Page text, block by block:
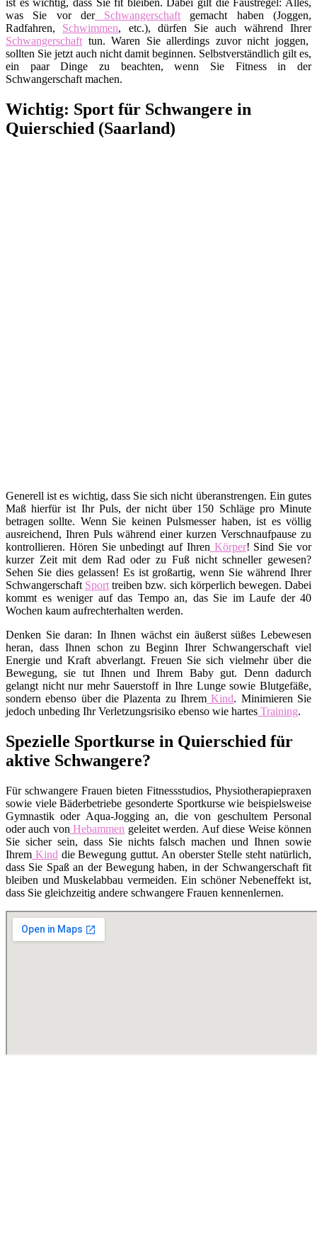
was Sie vor derSchwangerschaft gemacht haben (Joggen,
Radfahren, Schwimmen, etc.), dürfen Sie auch während Ihrer
Schwangerschaft tun. Waren Sie allerdings zuvor nicht joggen,
sollten Sie jetzt auch nicht damit beginnen. Selbstverständlich gilt es,
ein paar Dinge zu beachten, wenn Sie Fitness in der
Schwangerschaft machen.
Wichtig: Sport für Schwangere in
Quierschied (Saarland)
Generell ist es wichtig, dass Sie sich nicht überanstrengen. Ein gutes
Maß hierfür ist Ihr Puls, der nicht über 150 Schläge pro Minute
betragen sollte. Wenn Sie keinen Pulsmesser haben, ist es völlig
ausreichend, Ihren Puls während einer kurzen Verschnaufpause zu
kontrollieren. Hören Sie unbedingt auf Ihren Körper! Sind Sie vor
kurzer Zeit mit dem Rad oder zu Fuß nicht schneller gewesen?
Sehen Sie dies gelassen! Es ist großartig, wenn Sie während Ihrer
Schwangerschaft Sport treiben bzw. sich körperlich bewegen. Dabei
kommt es weniger auf das Tempo an, das Sie im Laufe der 40
Wochen kaum aufrechterhalten werden.
Denken Sie daran: In Ihnen wächst ein äußerst süßes Lebewesen
heran, dass Ihnen schon zu Beginn Ihrer Schwangerschaft viel
Energie und Kraft abverlangt. Freuen Sie sich vielmehr über die
Bewegung, sie tut Ihnen und Ihrem Baby gut. Denn dadurch
gelangt nicht nur mehr Sauerstoff in Ihre Lunge sowie Blutgefäße,
sondern ebenso über die Plazenta zu Ihrem Kind. Minimieren Sie
jedoch unbeding Ihr Verletzungsrisiko ebenso wie hartes Training.
Spezielle Sportkurse in Quierschied für
aktive Schwangere?
Für schwangere Frauen bieten Fitnessstudios, Physiotherapiepraxen
sowie viele Bäderbetriebe gesonderte Sportkurse wie beispielsweise
Gymnastik oder Aqua-Jogging an, die von geschultem Personal
oder auch von Hebammen geleitet werden. Auf diese Weise können
Sie sicher sein, dass Sie nichts falsch machen und Ihnen sowie
Ihrem Kind die Bewegung guttut. An oberster Stelle steht natürlich,
dass Sie Spaß an der Bewegung haben, in der Schwangerschaft fit
bleiben und Muskelabbau vermeiden. Ein schöner Nebeneffekt ist,
dass Sie gleichzeitig andere schwangere Frauen kennenlernen.